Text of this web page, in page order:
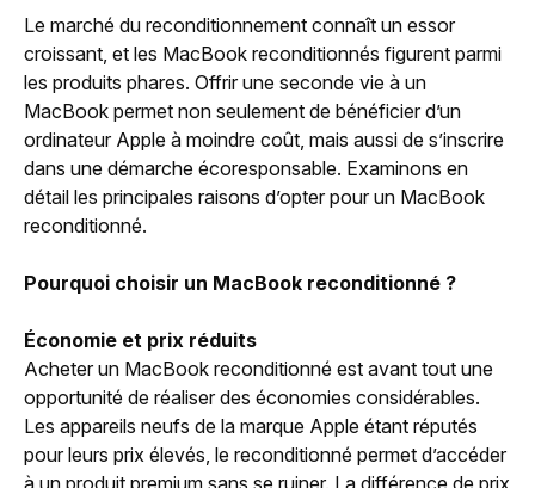
Le marché du reconditionnement connaît un essor
croissant, et les MacBook reconditionnés figurent parmi
les produits phares. Offrir une seconde vie à un
MacBook permet non seulement de bénéficier d’un
ordinateur Apple à moindre coût, mais aussi de s’inscrire
dans une démarche écoresponsable. Examinons en
détail les principales raisons d’opter pour un MacBook
reconditionné.
Pourquoi choisir un MacBook reconditionné ?
Économie et prix réduits
Acheter un MacBook reconditionné est avant tout une
opportunité de réaliser des économies considérables.
Les appareils neufs de la marque Apple étant réputés
pour leurs prix élevés, le reconditionné permet d’accéder